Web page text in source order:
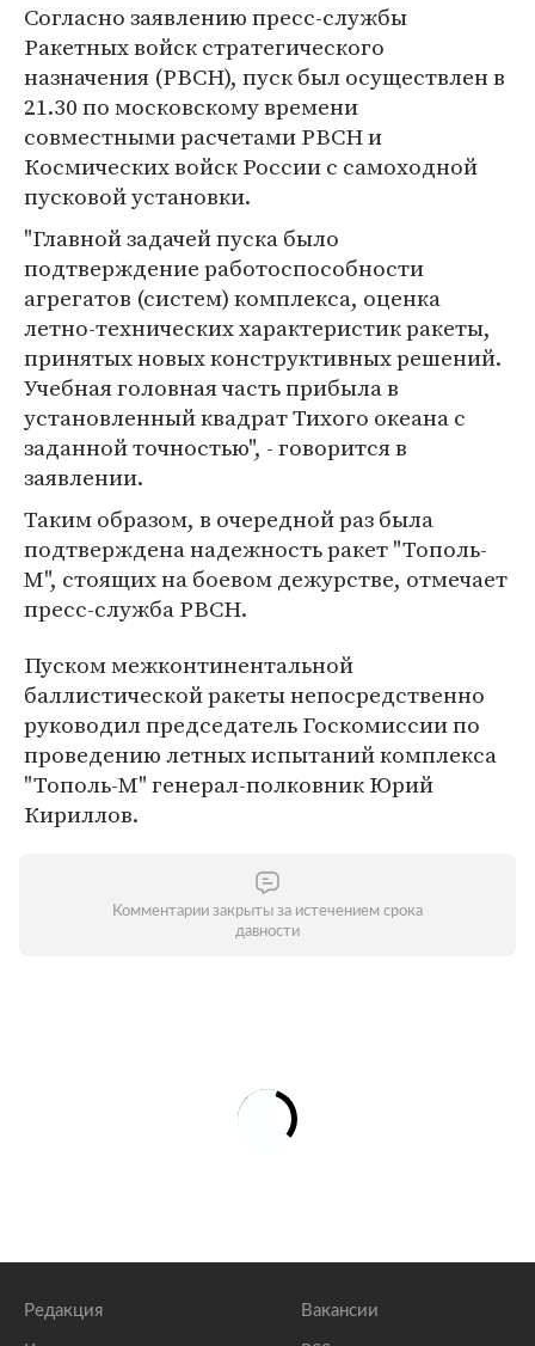
Согласно заявлению пресс-службы
Ракетных войск стратегического
назначения (РВСН), пуск был осуществлен в
21.30 по московскому времени
совместными расчетами РВСН и
Космических войск России с самоходной
пусковой установки.
"Главной задачей пуска было
подтверждение работоспособности
агрегатов (систем) комплекса, оценка
летно-технических характеристик ракеты,
принятых новых конструктивных решений.
Учебная головная часть прибыла в
установленный квадрат Тихого океана с
заданной точностью", - говорится в
заявлении.
Таким образом, в очередной раз была
подтверждена надежность ракет "Тополь-
М", стоящих на боевом дежурстве, отмечает
пресс-служба РВСН.
Пуском межконтинентальной
баллистической ракеты непосредственно
руководил председатель Госкомиссии по
проведению летных испытаний комплекса
"Тополь-М" генерал-полковник Юрий
Кириллов.
Комментарии закрыты за истечением срока
давности
Редакция Вакансии